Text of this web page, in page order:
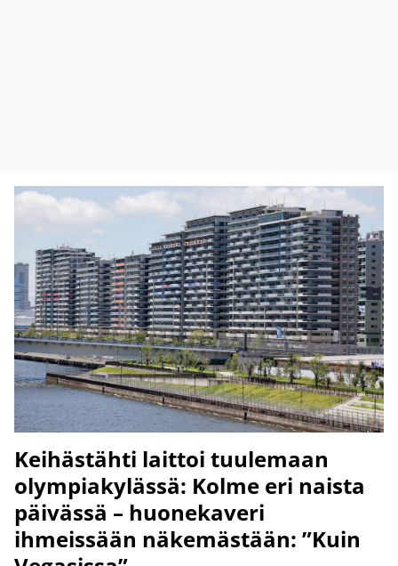
Keihästähti laittoi tuulemaan
olympiakylässä: Kolme eri naista
päivässä – huonekaveri
ihmeissään näkemästään: ”Kuin